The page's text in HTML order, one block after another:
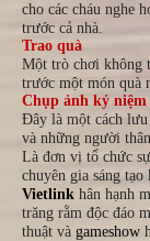
cho các cháu nghe
trước cả nhà.
Trao quà
Một trò chơi không
trước một món quà
Chụp ảnh kỷ niệm
Đây là một cách
và những người
Là đơn vị tổ chức
chuyên gia sáng
Vietlink hân hạnh
trăng rằm độc đáo
thuật và gameshow